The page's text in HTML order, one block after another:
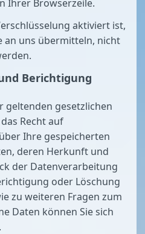
Ihrer Browserzeile.
aktiviert ist,
an uns übermitteln, nicht
Berichtigung
geltenden gesetzlichen
Recht auf
Ihre gespeicherten
deren Herkunft und
der Datenverarbeitung
oder Löschung
zu weiteren Fragen zum
Daten können Sie sich